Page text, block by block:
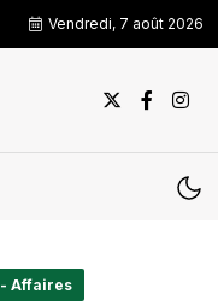
Vendredi, 7 août 2026
- Affaires